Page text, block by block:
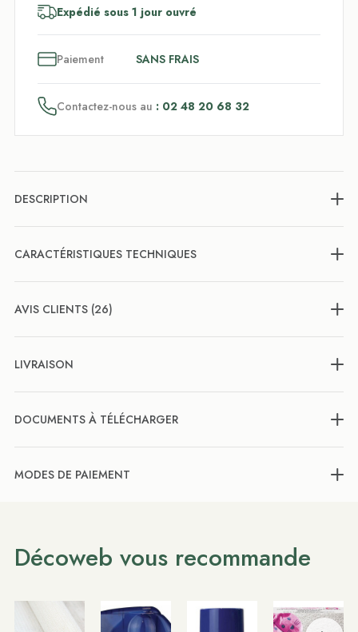
Expédié sous 1 jour ouvré
Paiement SANS FRAIS
Contactez-nous au : 02 48 20 68 32
DESCRIPTION
CARACTÉRISTIQUES TECHNIQUES
AVIS CLIENTS (26)
LIVRAISON
DOCUMENTS À TÉLÉCHARGER
MODES DE PAIEMENT
Décoweb vous recommande